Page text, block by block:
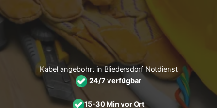
Inhalt
Kabel angebohrt in Bliedersdorf Notdienst
24/7 verfügbar
15-30 Min vor Ort